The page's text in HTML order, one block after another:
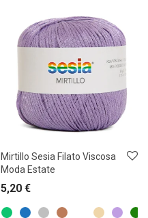
Mirtillo Sesia Filato Viscosa
Moda Estate
5,20 €